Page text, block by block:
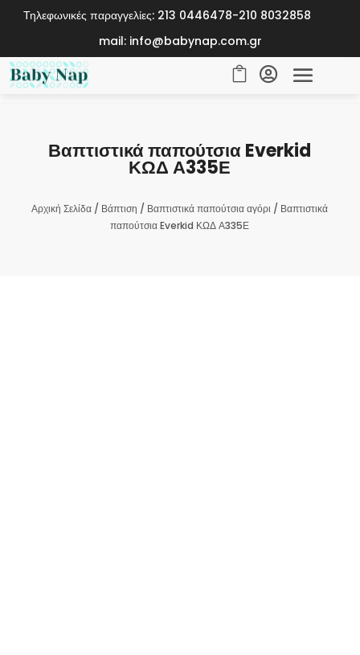
Τηλεφωνικές παραγγελίες: 213 0446478-210 8032858
mail: info@babynap.com.gr
 
Βαπτιστικά παπούτσια Everkid
ΚΩΔ Α335Ε
Αρχική Σελίδα / Βάπτιση / Βαπτιστικά παπούτσια αγόρι / Βαπτιστικά
παπούτσια Everkid ΚΩΔ Α335Ε